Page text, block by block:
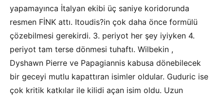
yapamayınca İtalyan ekibi üç saniye koridorunda
resmen FİNK attı. Itoudis?in çok daha önce formülü
çözebilmesi gerekirdi. 3. periyot her şey iyiyken 4.
periyot tam terse dönmesi tuhaftı. Wilbekin ,
Dyshawn Pierre ve Papagiannis kabusa dönebilecek
bir geceyi mutlu kapattıran isimler oldular. Guduric ise
çok kritik katkılar ile kilidi açan isim oldu. Uzun